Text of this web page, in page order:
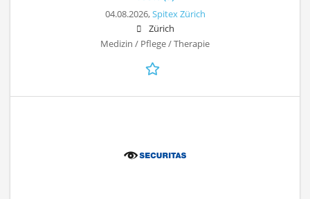
04.08.2026,Spitex Zürich
Zürich
Medizin / Pflege / Therapie